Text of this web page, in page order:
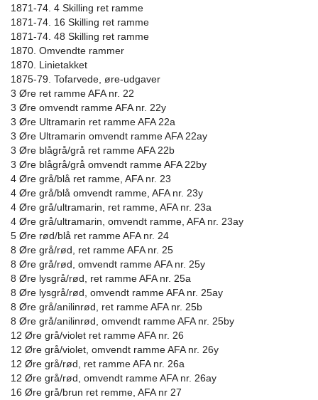
1871-74. 4 Skilling ret ramme
1871-74. 16 Skilling ret ramme
1871-74. 48 Skilling ret ramme
1870. Omvendte rammer
1870. Linietakket
1875-79. Tofarvede, øre-udgaver
3 Øre ret ramme AFA nr. 22
3 Øre omvendt ramme AFA nr. 22y
3 Øre Ultramarin ret ramme AFA 22a
3 Øre Ultramarin omvendt ramme AFA 22ay
3 Øre blågrå/grå ret ramme AFA 22b
3 Øre blågrå/grå omvendt ramme AFA 22by
4 Øre grå/blå ret ramme, AFA nr. 23
4 Øre grå/blå omvendt ramme, AFA nr. 23y
4 Øre grå/ultramarin, ret ramme, AFA nr. 23a
4 Øre grå/ultramarin, omvendt ramme, AFA nr. 23ay
5 Øre rød/blå ret ramme AFA nr. 24
8 Øre grå/rød, ret ramme AFA nr. 25
8 Øre grå/rød, omvendt ramme AFA nr. 25y
8 Øre lysgrå/rød, ret ramme AFA nr. 25a
8 Øre lysgrå/rød, omvendt ramme AFA nr. 25ay
8 Øre grå/anilinrød, ret ramme AFA nr. 25b
8 Øre grå/anilinrød, omvendt ramme AFA nr. 25by
12 Øre grå/violet ret ramme AFA nr. 26
12 Øre grå/violet, omvendt ramme AFA nr. 26y
12 Øre grå/rød, ret ramme AFA nr. 26a
12 Øre grå/rød, omvendt ramme AFA nr. 26ay
16 Øre grå/brun ret remme, AFA nr 27